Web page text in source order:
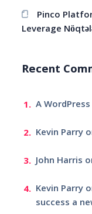
Pinco
Leverage
Recent
A
Kevin Parry
John Harris
Kevin Parry
success a